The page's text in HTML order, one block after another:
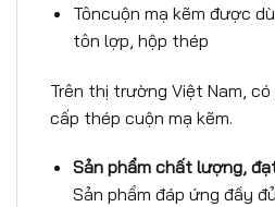
Tôncuộn mạ kẽm được
tôn lợp, hộp thép
Trên thị trường Việt Nam,
cấp thép cuộn mạ kẽm.
Sản phẩm chất lượng, đạ
Sản phẩm đáp ứng đầy